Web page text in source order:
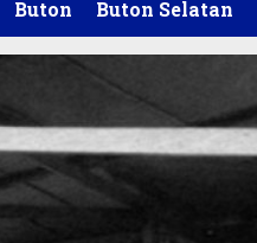
Buton Buton Selatan